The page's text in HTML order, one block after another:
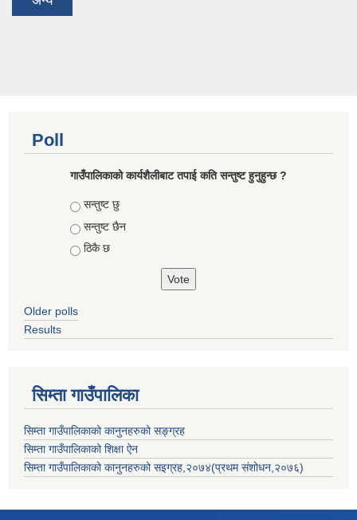
Poll
गाउँपालिकाको कार्यशैलीबाट तपाई कति सन्तुष्ट हुनुहुन्छ ?
Choices
सन्तुष्ट छु
सन्तुष्ट छैन
ठिकै छ
Older polls
Results
सिम्ता गाउँपालिका
सिम्ता गाउँपालिकाको कानुनहरुको सङ्ग्रह
सिम्ता गाउँपालिकाको शिक्षा ऐन
सिम्ता गाउँपालिकाको कानुनहरुको सइग्रह,२०७४(प्रथम संशोधन,२०७६)